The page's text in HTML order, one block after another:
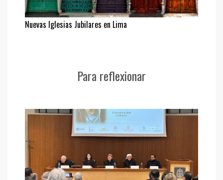
Nuevas Iglesias Jubilares en Lima
Para reflexionar